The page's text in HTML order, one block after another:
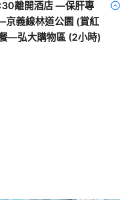
離開酒店 —保肝專
義線林道公園 (賞紅
—弘大購物區 (2小時)